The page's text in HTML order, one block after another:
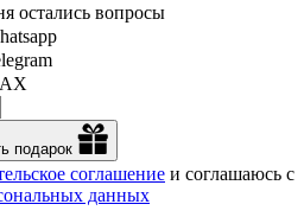
остались вопросы
подарок
соглашение и соглашаюсь с
данных